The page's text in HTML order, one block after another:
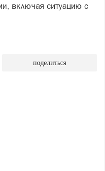
включая ситуацию с
поделиться